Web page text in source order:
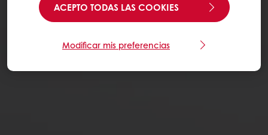
ACEPTO TODAS LAS COOKIES
Modificar mis preferencias